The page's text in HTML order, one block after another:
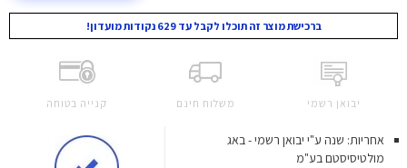
ברכישת מוצר זה תוכלו לקבל עד 629 נקודות מועדון!
יבואן רשמי משלוח חינם קנייה בטוחה
אחריות: שנה ע"י יבואן רשמי - באג
מולטיסיסטם בע"מ